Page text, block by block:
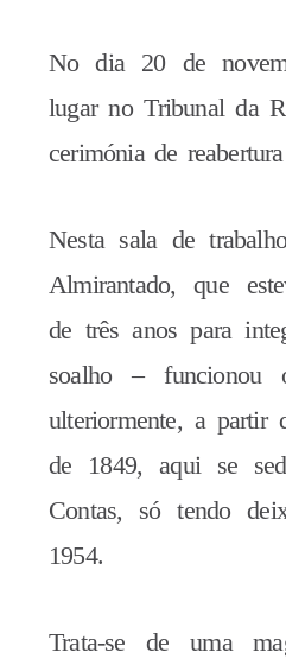
No dia 20 de
lugar no Tribunal da
cerimónia de
Nesta sala de
Almirantado, que
de três anos para
soalho –
ulteriormente, a partir
de 1849, aqui se
Contas, só tendo
1954.
Trata-se de uma